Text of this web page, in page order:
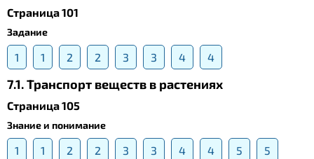
Страница 101
Задание
1 1 2 2 3 3 4 4
7.1. Транспорт веществ в растениях
Страница 105
Знание и понимание
1 1 2 2 3 3 4 4 5 5